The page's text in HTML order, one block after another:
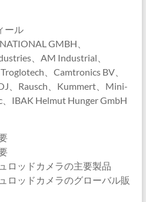
ール
GMBH、
、AM Industrial、
、Camtronics BV、
、Rausch、Kummert、Mini-
IBAK Helmut Hunger GmbH
ッドカメラの主要製品
ッドカメラのグローバル販